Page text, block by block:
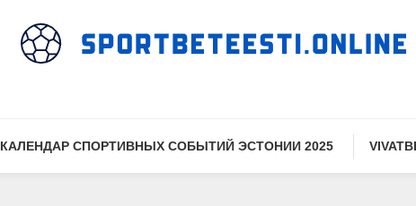
КАЛЕНДАР СПОРТИВНЫХ СОБЫТИЙ ЭСТОНИИ 2025